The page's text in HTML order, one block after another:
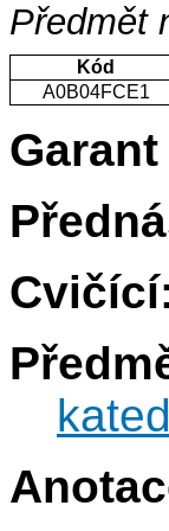
Předmět
Kód
A0B04FCE1